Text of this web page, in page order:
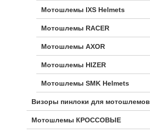
Мотошлемы IXS Helmets
Мотошлемы RACER
Мотошлемы AXOR
Мотошлемы HIZER
Мотошлемы SMK Helmets
Визоры пинлоки для мотошлемов
Мотошлемы КРОССОВЫЕ